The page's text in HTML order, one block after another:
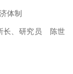
体制
长、研究员 陈世